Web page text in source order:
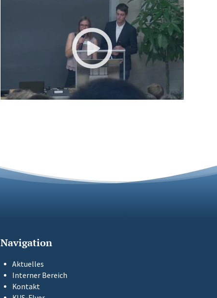
Navigation
Aktuelles
Interner Bereich
Kontakt